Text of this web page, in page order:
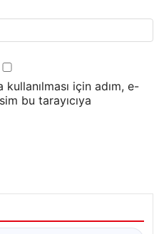
için adım, e-
bu tarayıcıya